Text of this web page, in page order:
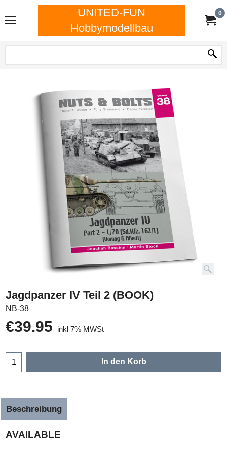
UNITED-FUN
Hobbymodellbau
0
Jagdpanzer IV Teil 2 (BOOK)
NB-38
€39.95 inkl 7% MWSt
In den Korb
Beschreibung
AVAILABLE